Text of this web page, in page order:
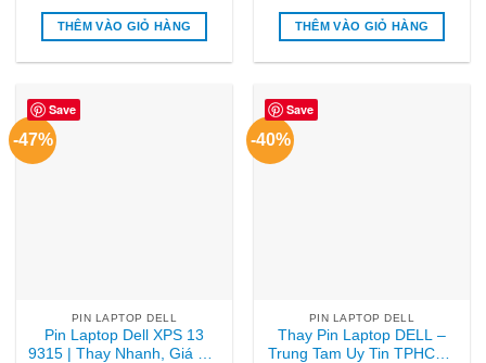
là:
₫1,300,000.
tại
₫850,000.
THÊM VÀO GIỎ HÀNG
là:
₫1,200,000.
tại
THÊM VÀO GIỎ HÀNG
Save
-47%
PIN LAPTOP DELL
Pin Laptop Dell XPS 13
9315 | Thay Nhanh, Giá Rẻ,
Save
-40%
PIN LAPTOP DELL
Thay Pin Laptop DELL –
Trung Tam Uy Tin TPHCM |